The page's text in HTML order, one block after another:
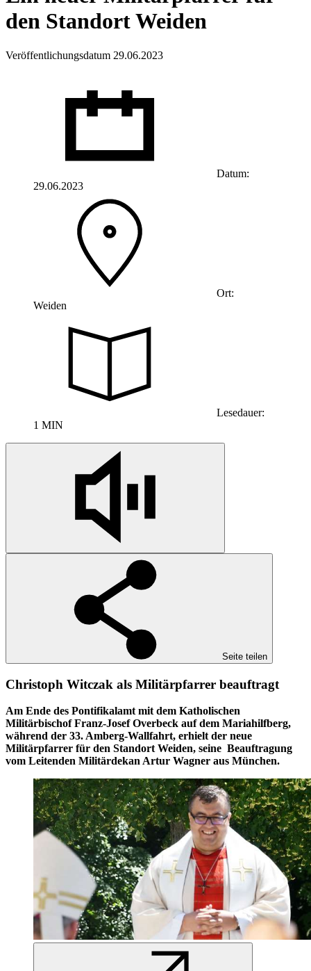
den Standort Weiden
Veröffentlichungsdatum 29.06.2023
Datum:
29.06.2023
Ort:
Weiden
Lesedauer:
1 MIN
Seite teilen
Christoph Witczak als Militärpfarrer beauftragt
Am Ende des Pontifikalamt mit dem Katholischen
Militärbischof Franz-Josef Overbeck auf dem Mariahilfberg,
während der 33. Amberg-Wallfahrt, erhielt der neue
Militärpfarrer für den Standort Weiden, seine Beauftragung
vom Leitenden Militärdekan Artur Wagner aus München.